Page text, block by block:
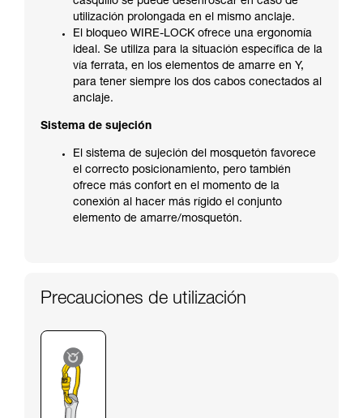
utilización prolongada en el mismo anclaje.
El bloqueo WIRE-LOCK ofrece una ergonomía
ideal. Se utiliza para la situación específica de la
vía ferrata, en los elementos de amarre en Y,
para tener siempre los dos cabos conectados al
anclaje.
Sistema de sujeción
El sistema de sujeción del mosquetón favorece
el correcto posicionamiento, pero también
ofrece más confort en el momento de la
conexión al hacer más rígido el conjunto
elemento de amarre/mosquetón.
Precauciones de utilización